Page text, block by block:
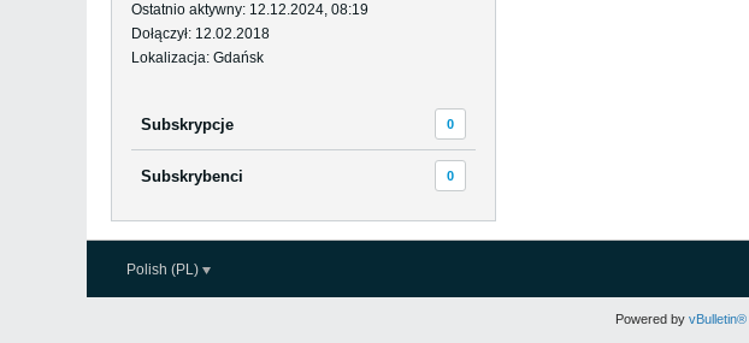
Ostatnio aktywny: 12.12.2024, 08:19
Dołączył: 12.02.2018
Lokalizacja: Gdańsk
Subskrypcje 0
Subskrybenci 0
Polish (PL)
Powered by vBulletin®